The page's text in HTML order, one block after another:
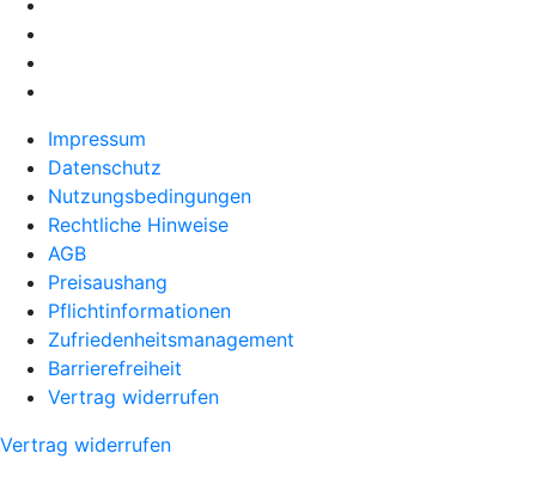
Impressum
Datenschutz
Nutzungsbedingungen
Rechtliche Hinweise
AGB
Preisaushang
Pflichtinformationen
Zufriedenheitsmanagement
Barrierefreiheit
Vertrag widerrufen
Vertrag widerrufen